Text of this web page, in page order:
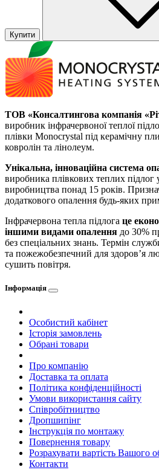
Купити
ТОВ «Консалтингова компанія
виробник інфрачервоної теплої
плівки Monocrystal під керамічну
ковролін та лінолеум.
Унікальна, інноваційна система
виробника плівкових теплих підлог
виробництва понад 15 років.
додаткового опалення будь-яких
Інфрачервона тепла підлога це
іншими видами опалення до 30%
без спеціальних знань. Термін
та пожежобезпечний для здоров’я
сушить повітря.
Інформація
Особистий кабінет
Історія замовлень
Обрані товари
Про компанію
Доставка та оплата
Політика конфіденційності
Умови використання сайту
Співробітництво
Дропшипінг
Інструкція по монтажу
Повернення товару
Розрахувати вартість Вашого
Контакти